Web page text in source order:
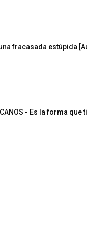
una fracasada estúpida
- Es la forma